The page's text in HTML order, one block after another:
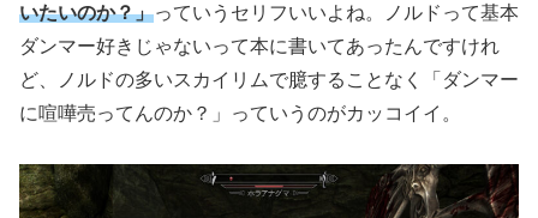
いたいのか？」っていうセリフいいよね。ノルドって基本
ダンマー好きじゃないって本に書いてあったんですけれ
ど、ノルドの多いスカイリムで臆することなく「ダンマー
に喧嘩売ってんのか？」っていうのがカッコイイ。